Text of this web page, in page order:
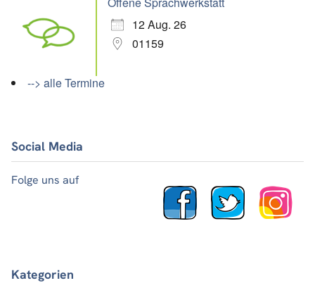
12 Aug. 26
01159
--> alle Termine
Social Media
Folge uns auf
Kategorien